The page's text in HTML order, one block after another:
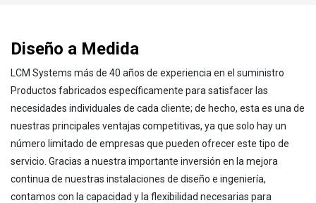
Diseño a Medida
LCM Systems más de 40 años de experiencia en el suministro
Productos fabricados específicamente para satisfacer las
necesidades individuales de cada cliente; de hecho, esta es una de
nuestras principales ventajas competitivas, ya que solo hay un
número limitado de empresas que pueden ofrecer este tipo de
servicio. Gracias a nuestra importante inversión en la mejora
continua de nuestras instalaciones de diseño e ingeniería,
contamos con la capacidad y la flexibilidad necesarias para